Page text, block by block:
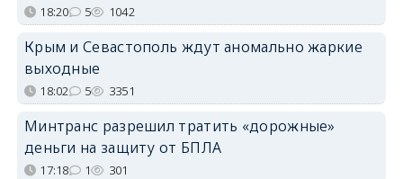
18:20 5 1042
Крым и Севастополь ждут аномально жаркие
выходные
18:02 5 3351
Минтранс разрешил тратить «дорожные»
деньги на защиту от БПЛА
17:18 1 301